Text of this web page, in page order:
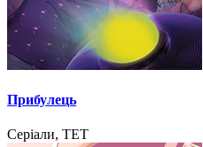
Прибулець
Серіали, ТЕТ